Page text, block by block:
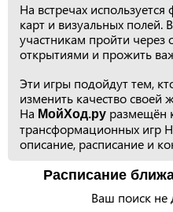
На встречах
карт и визуальных
участникам пройти через
открытиями и прожить
Эти игры подойдут тем,
изменить качество своей
На МойХод.ру размещён
трансформационных игр
описание, расписание и
Расписание
Ваш поиск не